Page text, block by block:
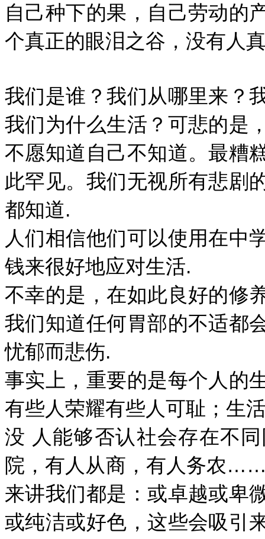
自己种下的果，自己劳动的
个真正的眼泪之谷，没有人
我们是谁？我们从哪里来？
我们为什么生活？可悲的是
不愿知道自己不知道。最糟
此罕见。我们无视所有悲剧
都知道.
人们相信他们可以使用在中
钱来很好地应对生活.
不幸的是，在如此良好的修
我们知道任何胃部的不适都
忧郁而悲伤.
事实上，重要的是每个人的
有些人荣耀有些人可耻；生
没 人能够否认社会存在不
院，有人从商，有人务农
来讲我们都是：或卓越或卑
或纯洁或好色，这些会吸引